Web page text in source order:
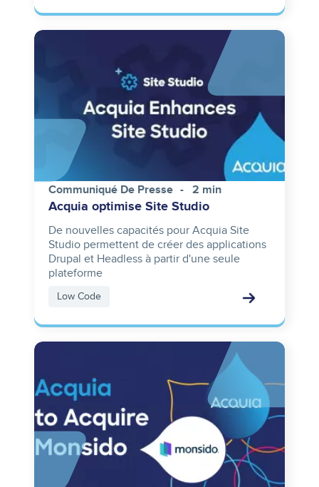
Image
Communiqué De Presse 2 min
Acquia optimise Site Studio
De nouvelles capacités pour Acquia Site
Studio permettent de créer des applications
Drupal et Headless à partir d'une seule
plateforme
Low Code
Image